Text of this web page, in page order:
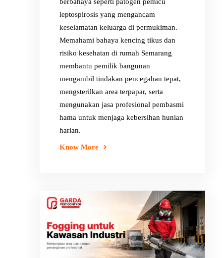
berbahaya seperti patogen pemicu
leptospirosis yang mengancam
keselamatan keluarga di permukiman.
Memahami bahaya kencing tikus dan
risiko kesehatan di rumah Semarang
membantu pemilik bangunan
mengambil tindakan pencegahan tepat,
mengsterilkan area terpapar, serta
mengunakan jasa profesional pembasmi
hama untuk menjaga kebersihan hunian
harian.
Know More